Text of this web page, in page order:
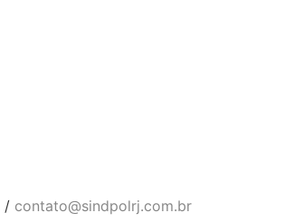
/ contato@sindpolrj.com.br